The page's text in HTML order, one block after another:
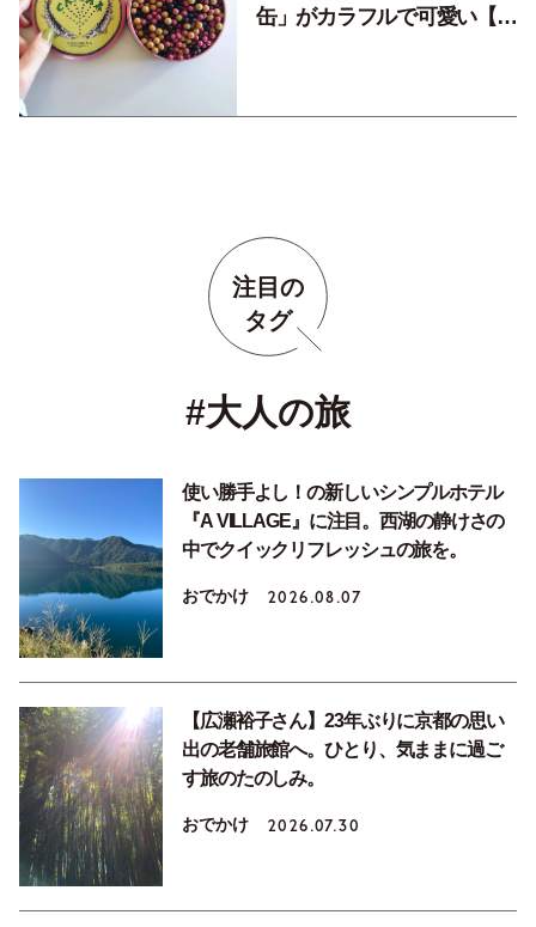
缶」がカラフルで可愛い【#
注目の
タグ
#大人の旅
使い勝手よし！の新しいシンプルホテル
『A VILLAGE』に注目。西湖の静けさの
中でクイックリフレッシュの旅を。
おでかけ 2026.08.07
【広瀬裕子さん】23年ぶりに京都の思い
出の老舗旅館へ。ひとり、気ままに過ご
す旅のたのしみ。
おでかけ 2026.07.30